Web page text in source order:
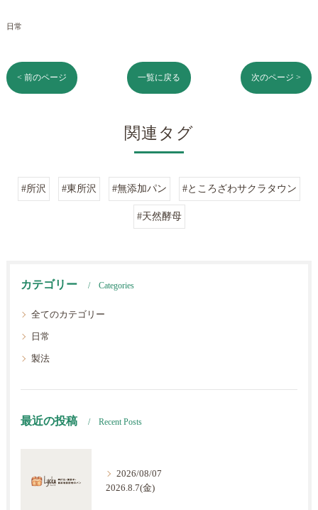
日常
< 前のページ 一覧に戻る 次のページ >
関連タグ
#所沢 #東所沢 #無添加パン #ところざわサクラタウン
#天然酵母
カテゴリー Categories
全てのカテゴリー
日常
製法
最近の投稿 Recent Posts
2026/08/07
2026.8.7(金)